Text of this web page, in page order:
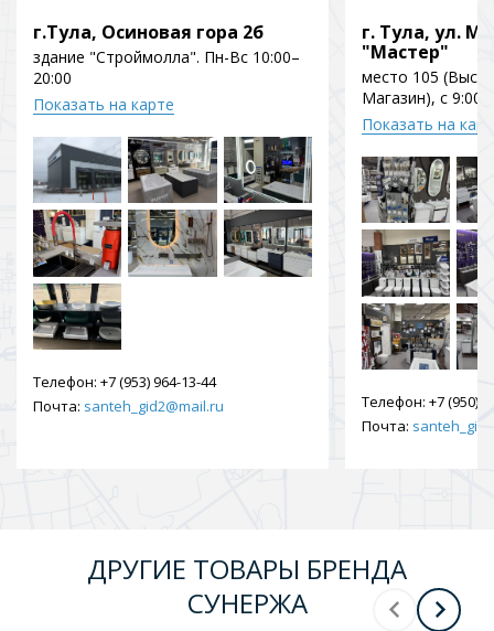
г.Тула, Осиновая гора 2б
здание "Строймолла". Пн-Вс 10:00–
20:00
Показать на карте
Телефон: +7 (953) 964-13-44
Почта: santeh_gid2@mail.ru
г. Тула, ул.
"Мастер"
место 105
Магазин), с 9:00
Показать на
Телефон: +7 (950)
Почта:
ДРУГИЕ ТОВАРЫ БРЕНДА
СУНЕРЖА